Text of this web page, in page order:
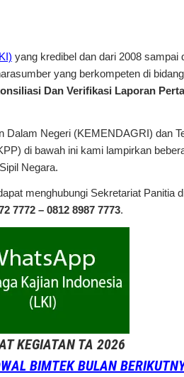
yang kredibel dan dari 2008 sampai
yang berkompeten di
Dan Verifikasi Laporan
Dalam Negeri (KEMENDAGRI) dan
di bawah ini kami lampirkan
Negara.
menghubungi Sekretariat Panitia
7772 – 0812 8987 7773.
KEGIATAN TA 2026
BIMTEK BULAN